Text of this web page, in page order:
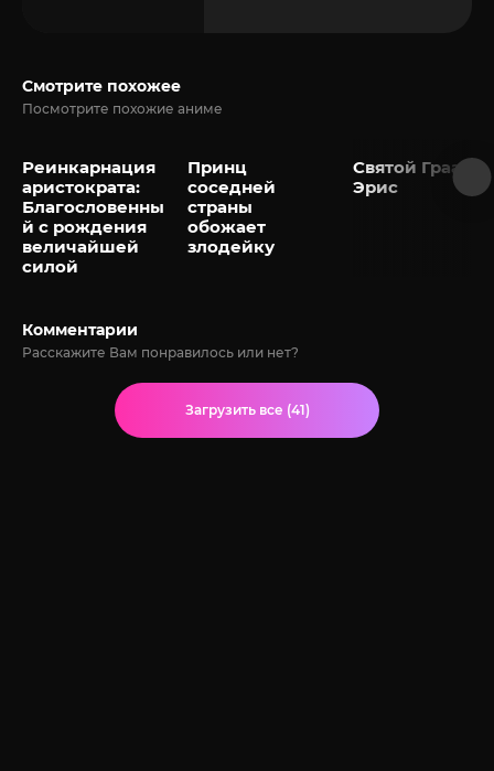
Смотрите похожее
Посмотрите похожие аниме
Реинкарнация
аристократа:
Благословенны
й с рождения
величайшей
силой
Принц
соседней
страны
обожает
злодейку
Святой Грааль
Эрис
Комментарии
Расскажите Вам понравилось или нет?
Загрузить все (41)